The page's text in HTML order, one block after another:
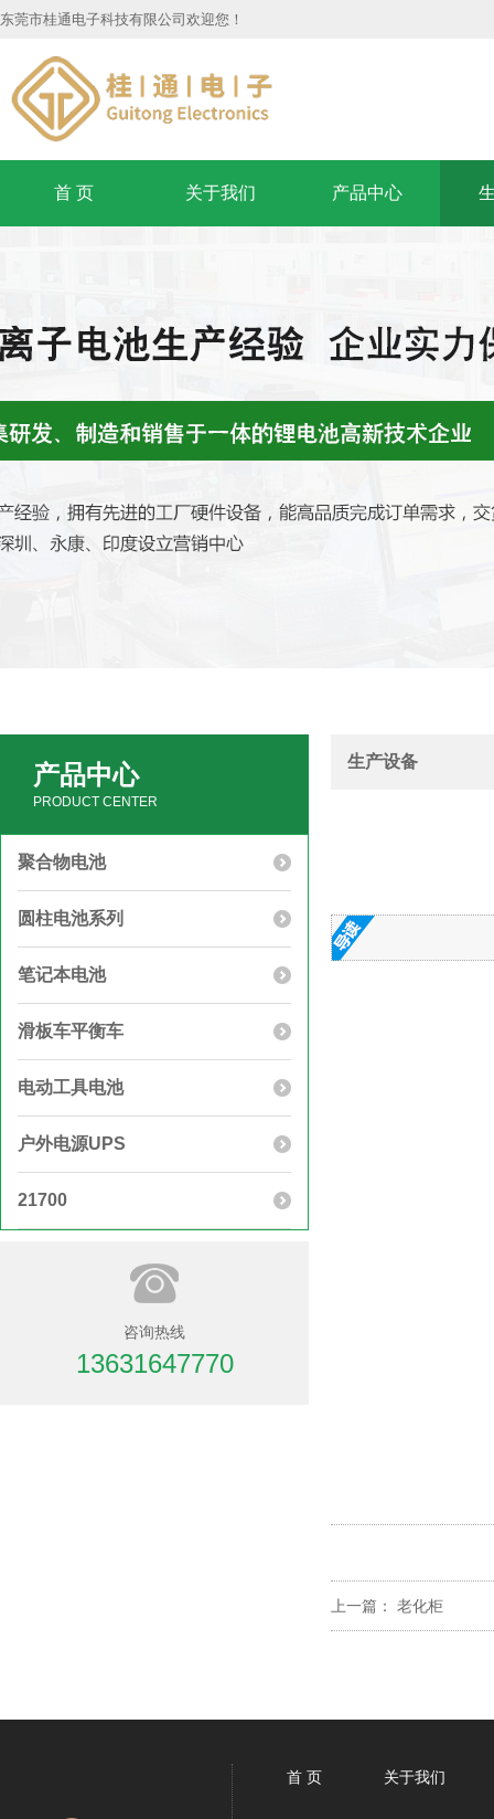
东莞市桂通电子科技有限公司欢迎您！
首 页 关于我们 产品中心
产品中心
PRODUCT CENTER
聚合物电池
圆柱电池系列
笔记本电池
滑板车平衡车
电动工具电池
户外电源UPS
21700
咨询热线
13631647770
生产设备
上一篇： 老化柜
首 页 关于我们